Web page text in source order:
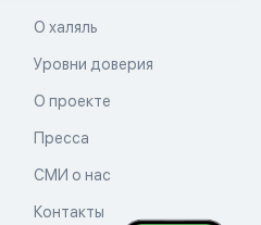
О халяль
Уровни доверия
О проекте
Пресса
СМИ о нас
Контакты